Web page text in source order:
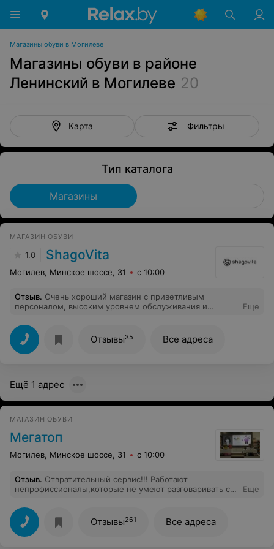
Магазины обуви в Могилеве
Магазины обуви в районе
Ленинский в Могилеве 20
Карта Фильтры
Тип каталога
Магазины
МAГAЗИН ОБУВИ
1.0 ShagoVita
Могилев, Минское шоссе, 31 с 10:00
Отзыв. Очень хороший магазин с приветливым
персоналом, высоким уровнем обслуживания и
Еще
Отзывы35 Все адреса
Ещё 1 адрес
МАГАЗИН ОБУВИ
Мегатоп
Могилев, Минское шоссе, 31 с 10:00
Отзыв. Отвратительный сервис!!! Работают
непрофиссионалы,которые не умеют разговаривать с
прослушать курсы по развитию коммуникативных
навыков!Обувь ужасного сомнительного
качества,которую вернуть не представляется
возможным.Вывод:если вам скучно жить и нет
Еще
Отзывы261 Все адреса